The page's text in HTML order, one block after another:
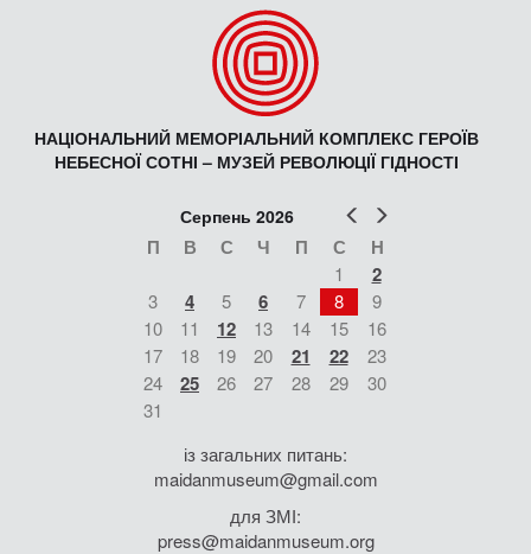
НАЦІОНАЛЬНИЙ МЕМОРІАЛЬНИЙ КОМПЛЕКС ГЕРОЇВ
НЕБЕСНОЇ СОТНІ – МУЗЕЙ РЕВОЛЮЦІЇ ГІДНОСТІ
Попер
Серпень 2026
П В С Ч П С Н
1 2
3 4 5 6 7 8
9
10
11 12 13 14 15
16
17
18 19 20 21 22
23
24
25 26 27 28 29
30
31
із загальних питань:
maidanmuseum@gmail.com
для ЗМІ:
press@maidanmuseum.org